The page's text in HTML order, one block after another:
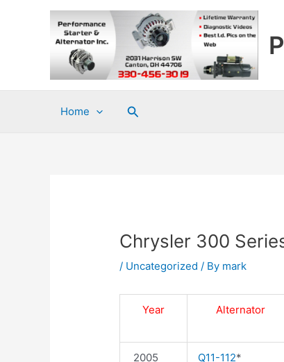
Home Search
Chrysler 300
/ Uncategorized / By mark
Year Alternator
2005 Q11-112*